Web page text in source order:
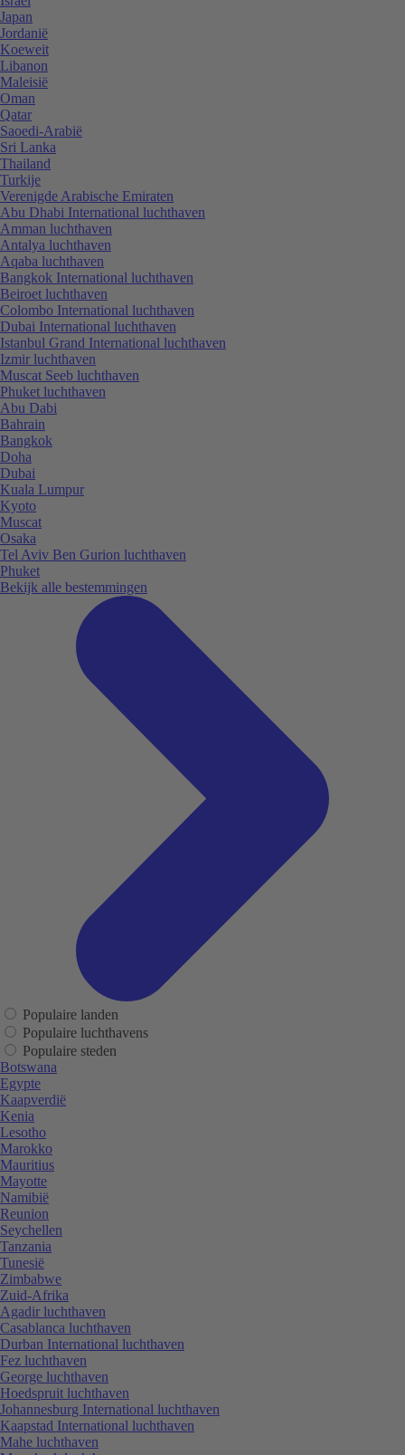
Japan
Jordanië
Koeweit
Libanon
Maleisië
Oman
Qatar
Saoedi-Arabië
Sri Lanka
Thailand
Turkije
Verenigde Arabische Emiraten
Abu Dhabi International luchthaven
Amman luchthaven
Antalya luchthaven
Aqaba luchthaven
Bangkok International luchthaven
Beiroet luchthaven
Colombo International luchthaven
Dubai International luchthaven
Istanbul Grand International luchthaven
Izmir luchthaven
Muscat Seeb luchthaven
Phuket luchthaven
Abu Dabi
Bahrain
Bangkok
Doha
Dubai
Kuala Lumpur
Kyoto
Muscat
Osaka
Tel Aviv Ben Gurion luchthaven
Phuket
Bekijk alle bestemmingen
Populaire landen
Populaire luchthavens
Populaire steden
Botswana
Egypte
Kaapverdië
Kenia
Lesotho
Marokko
Mauritius
Mayotte
Namibië
Reunion
Seychellen
Tanzania
Tunesië
Zimbabwe
Zuid-Afrika
Agadir luchthaven
Casablanca luchthaven
Durban International luchthaven
Fez luchthaven
George luchthaven
Hoedspruit luchthaven
Johannesburg International luchthaven
Kaapstad International luchthaven
Mahe luchthaven